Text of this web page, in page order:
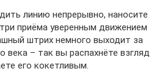
линию непрерывно, наносите
приёма уверенным движением
штрих немного выходит за
века – так вы распахнёте взгляд
его кокетливым.